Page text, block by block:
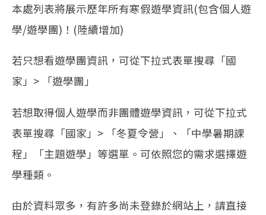
本處列表將展示歷年所有寒假遊學資訊(包含個人遊
學/遊學團)！(陸續增加)
若只想看遊學團資訊，可從下拉式表單搜尋「國
家」> 「遊學團」
若想取得個人遊學而非團體遊學資訊，可從下拉式
表單搜尋「國家」> 「冬夏令營」、「中學暑期課
程」「主題遊學」等選單。可依照您的需求選擇遊
學種類。
由於資料眾多，有許多尚未登錄於網站上，請直接